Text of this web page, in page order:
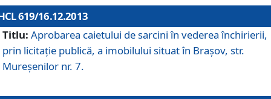
619/16.12.2013
Titlu: Aprobarea caietului de sarcini în vederea închirierii,
prin licitaţie publică, a imobilului situat în Braşov, str.
Mureşenilor nr. 7.